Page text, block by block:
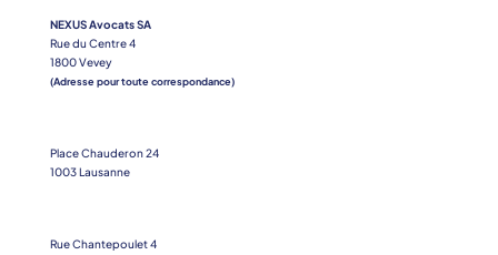
NEXUS Avocats SA
Rue du Centre 4
1800 Vevey
(Adresse pour toute correspondance)
Place Chauderon 24
1003 Lausanne
Rue Chantepoulet 4